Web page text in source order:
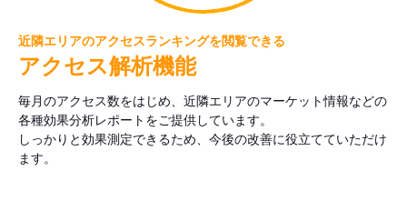
近隣エリアのアクセスランキングを閲覧できる
アクセス解析機能
毎月のアクセス数をはじめ、近隣エリアのマーケット情報などの
各種効果分析レポートをご提供しています。
しっかりと効果測定できるため、今後の改善に役立てていただけ
ます。